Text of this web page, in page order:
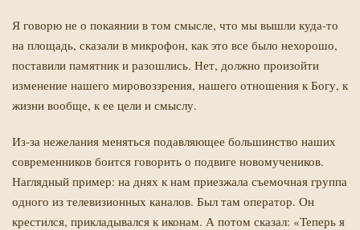
Я говорю не о покаянии в том смысле, что мы вышли куда-то
на площадь, сказали в микрофон, как это все было нехорошо,
поставили памятник и разошлись. Нет, должно произойти
изменение нашего мировоззрения, нашего отношения к Богу, к
жизни вообще, к ее цели и смыслу.
Из-за нежелания меняться подавляющее большинство наших
современников боится говорить о подвиге новомучеников.
Наглядный пример: на днях к нам приезжала съемочная группа
одного из телевизионных каналов. Был там оператор. Он
крестился, прикладывался к иконам. А потом сказал: «Теперь я